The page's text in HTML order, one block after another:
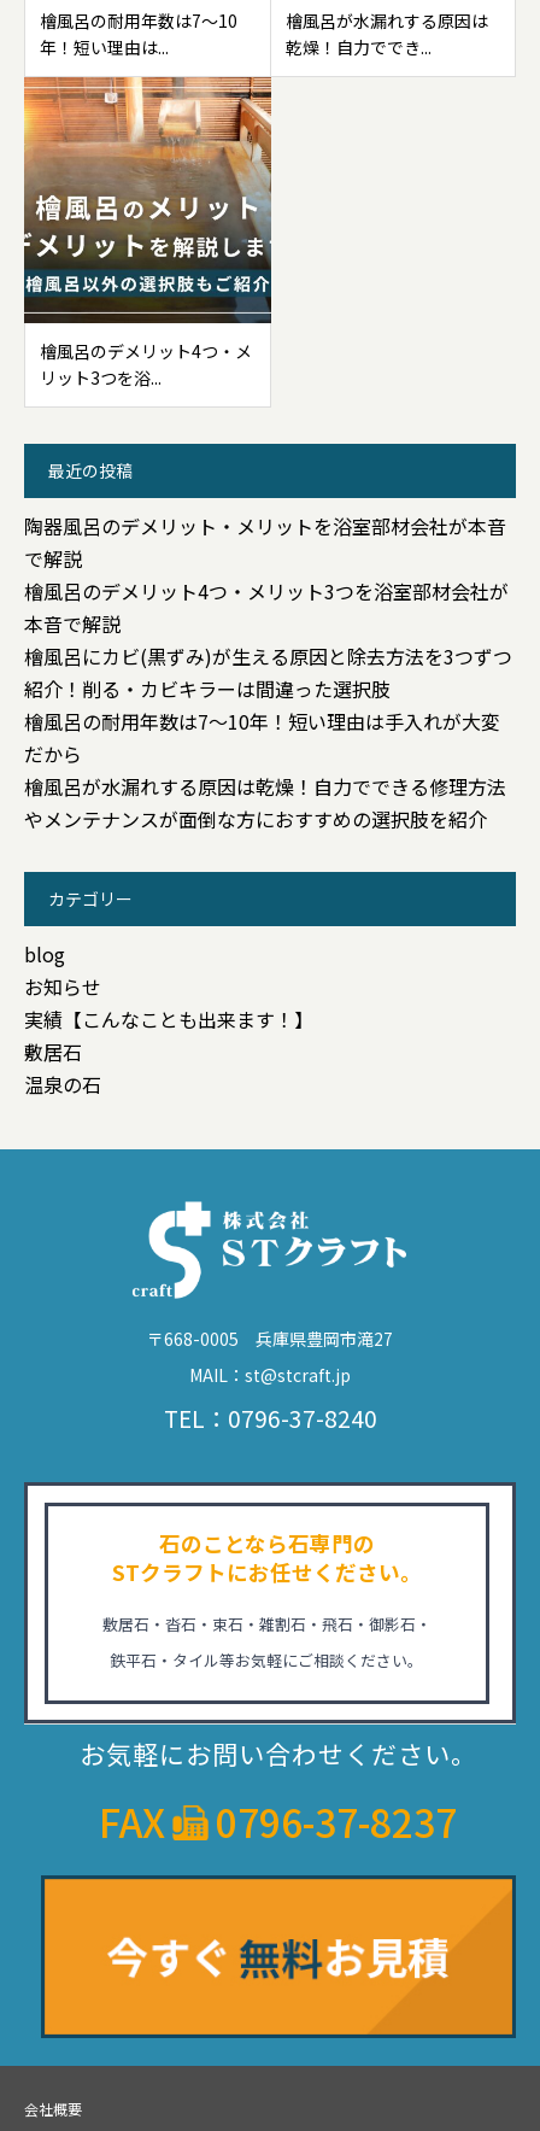
檜風呂の耐用年数は7〜10
年！短い理由は...
檜風呂が水漏れする原因は
乾燥！自力ででき...
檜風呂のデメリット4つ・メ
リット3つを浴...
最近の投稿
陶器風呂のデメリット・メリットを浴室部材会社が本音
で解説
檜風呂のデメリット4つ・メリット3つを浴室部材会社が
本音で解説
檜風呂にカビ(黒ずみ)が生える原因と除去方法を3つずつ
紹介！削る・カビキラーは間違った選択肢
檜風呂の耐用年数は7〜10年！短い理由は手入れが大変
だから
檜風呂が水漏れする原因は乾燥！自力でできる修理方法
やメンテナンスが面倒な方におすすめの選択肢を紹介
カテゴリー
blog
お知らせ
実績【こんなことも出来ます！】
敷居石
温泉の石
〒668-0005 兵庫県豊岡市滝27
MAIL：st@stcraft.jp
TEL：0796-37-8240
石のことなら石専門の
STクラフトにお任せください。
敷居石・沓石・束石・雑割石・飛石・御影石・
鉄平石・タイル等お気軽にご相談ください。
お気軽にお問い合わせください。
FAX 0796-37-8237
会社概要